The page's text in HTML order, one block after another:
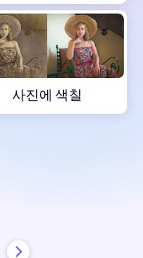
사진에 색칠